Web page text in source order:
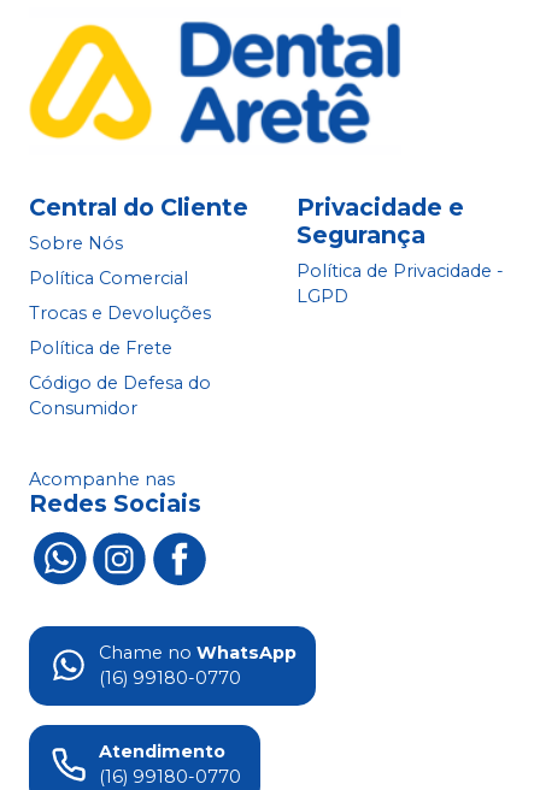
Central do Cliente
Sobre Nós
Política Comercial
Trocas e Devoluções
Política de Frete
Código de Defesa do
Consumidor
Privacidade e
Segurança
Política de Privacidade -
LGPD
Acompanhe nas
Redes Sociais
Chame no WhatsApp
(16) 99180-0770
Atendimento
(16) 99180-0770